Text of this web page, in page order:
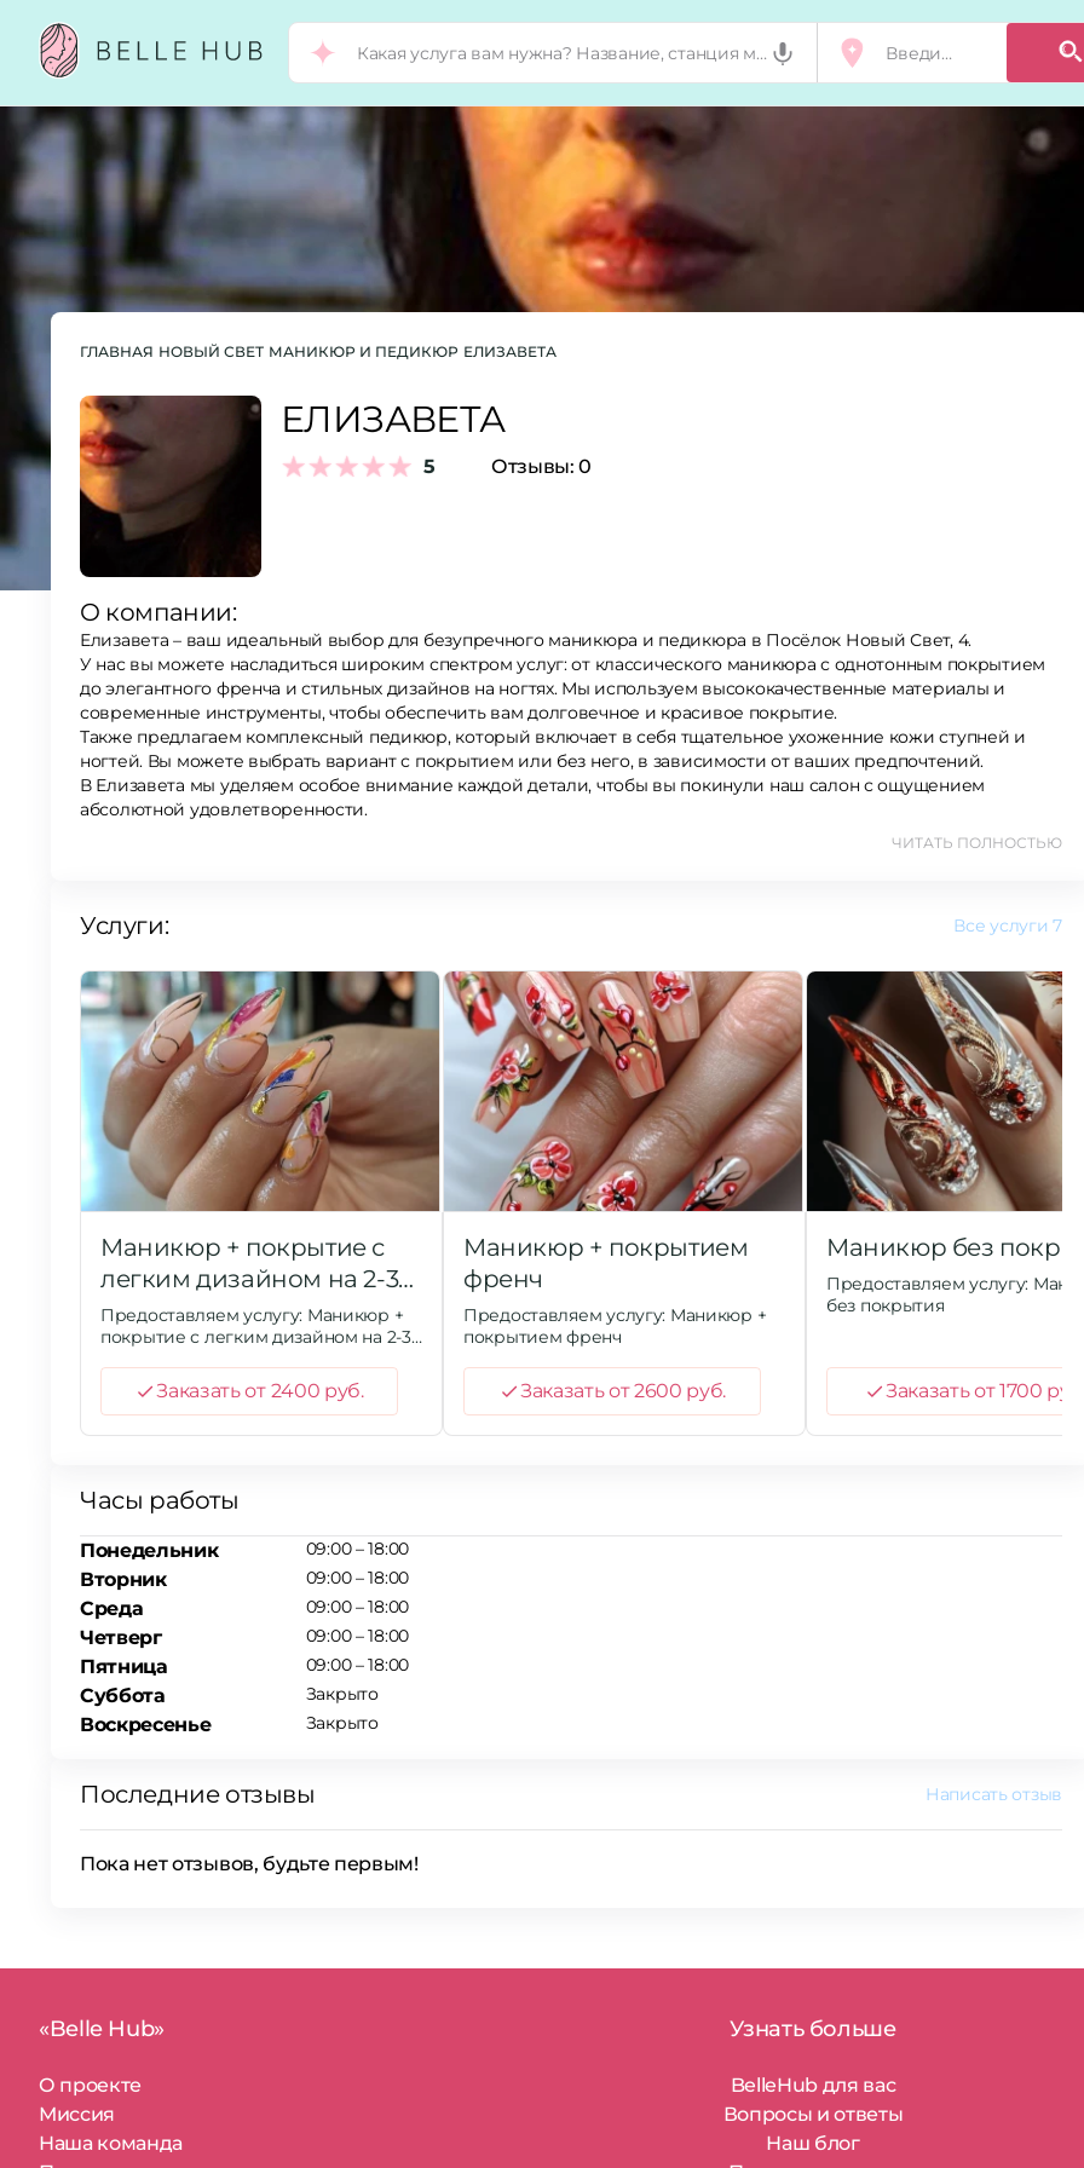
ГЛАВНАЯ НОВЫЙ СВЕТ МАНИКЮР И ПЕДИКЮР ЕЛИЗАВЕТА
ЕЛИЗАВЕТА
5 Отзывы:0
О компании:
Елизавета – ваш идеальный выбор для безупречного маникюра и педикюра в Посёлок Новый Свет, 4.
У нас вы можете насладиться широким спектром услуг: от классического маникюра с однотонным покрытием
до элегантного френча и стильных дизайнов на ногтях. Мы используем высококачественные материалы и
современные инструменты, чтобы обеспечить вам долговечное и красивое покрытие.
Также предлагаем комплексный педикюр, который включает в себя тщательное ухоженние кожи ступней и
ногтей. Вы можете выбрать вариант с покрытием или без него, в зависимости от ваших предпочтений.
В Елизавета мы уделяем особое внимание каждой детали, чтобы вы покинули наш салон с ощущением
абсолютной удовлетворенности.
ЧИТАТЬ ПОЛНОСТЬЮ
Услуги: Все услуги7
Маникюр + покрытие с
легким дизайном на 2-3
ногтях
Предоставляем услугу: Маникюр +
покрытие с легким дизайном на 2-3
Заказать от 2400 руб.
Маникюр + покрытием
френч
Предоставляем услугу: Маникюр +
покрытием френч
Заказать от 2600 руб.
Маникюр без
Предоставляем услугу:
без покрытия
Заказать от 1700 руб.
Часы работы
Понедельник
Вторник
Среда
Четверг
Пятница
Суббота
Воскресенье
09:00 – 18:00
09:00 – 18:00
09:00 – 18:00
09:00 – 18:00
09:00 – 18:00
Закрыто
Закрыто
Последние отзывы Написать отзыв
Пока нет отзывов, будьте первым!
«Belle Hub»
О проекте
Миссия
Наша команда
Узнать больше
BelleHub для вас
Вопросы и ответы
Наш блог